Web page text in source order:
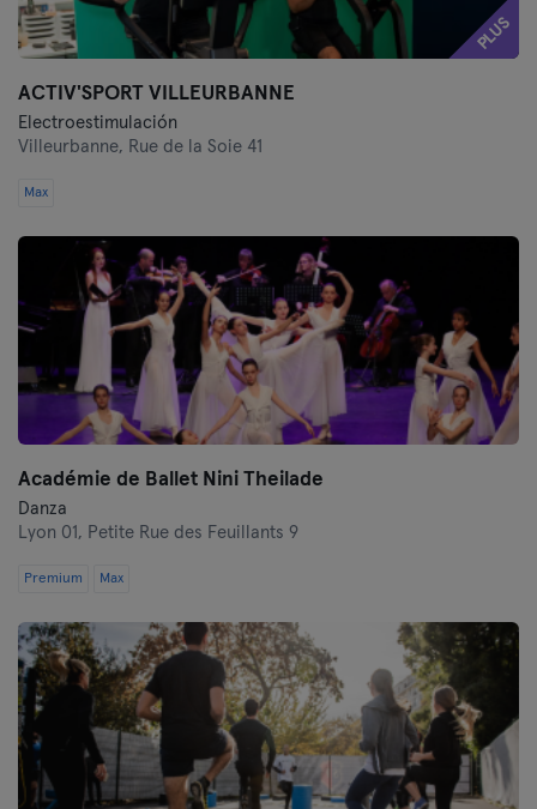
PLUS
ACTIV'SPORT VILLEURBANNE
Electroestimulación
Villeurbanne, Rue de la Soie 41
Max
Académie de Ballet Nini Theilade
Danza
Lyon 01, Petite Rue des Feuillants 9
Premium Max